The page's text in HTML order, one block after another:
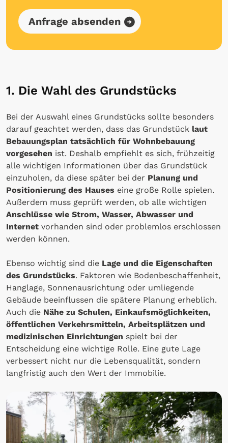
Anfrage absenden
1. Die Wahl des Grundstücks
Bei der Auswahl eines Grundstücks sollte besonders
darauf geachtet werden, dass das Grundstück laut
Bebauungsplan tatsächlich für Wohnbebauung
vorgesehen ist. Deshalb empfiehlt es sich, frühzeitig
alle wichtigen Informationen über das Grundstück
einzuholen, da diese später bei der Planung und
Positionierung des Hauses eine große Rolle spielen.
Außerdem muss geprüft werden, ob alle wichtigen
Anschlüsse wie Strom, Wasser, Abwasser und
Internet vorhanden sind oder problemlos erschlossen
werden können.
Ebenso wichtig sind die Lage und die Eigenschaften
des Grundstücks. Faktoren wie Bodenbeschaffenheit,
Hanglage, Sonnenausrichtung oder umliegende
Gebäude beeinflussen die spätere Planung erheblich.
Auch die Nähe zu Schulen, Einkaufsmöglichkeiten,
öffentlichen Verkehrsmitteln, Arbeitsplätzen und
medizinischen Einrichtungen spielt bei der
Entscheidung eine wichtige Rolle. Eine gute Lage
verbessert nicht nur die Lebensqualität, sondern
langfristig auch den Wert der Immobilie.